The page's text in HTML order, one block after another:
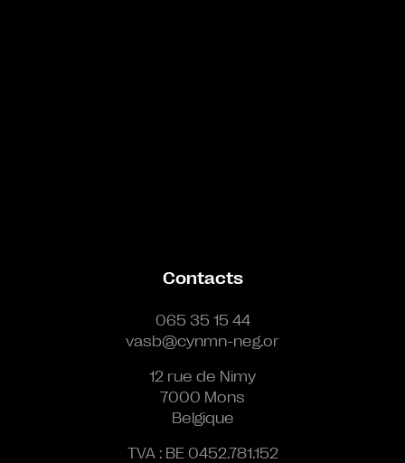
Contacts
065 35 15 44
vasb@cynmn-neg.or
12 rue de Nimy
7000 Mons
Belgique
TVA : BE 0452.781.152